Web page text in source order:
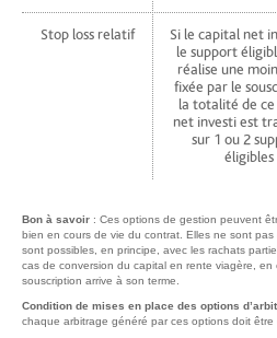
Stop loss relatif
Si le capital net
le support
réalise une
fixée par le
la totalité de
net investi est
sur 1 ou 2
éligibles
Bon à savoir : Ces options de gestion peuvent
bien en cours de vie du contrat. Elles ne sont
sont possibles, en principe, avec les rachats
cas de conversion du capital en rente viagère, en
souscription arrive à son terme.
Condition de mises en place des options
chaque arbitrage généré par ces options doit être